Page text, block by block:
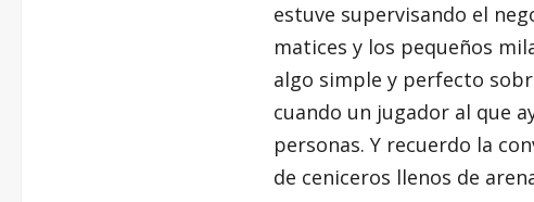
estuve supervisando el
matices y los pequeños
algo simple y perfecto
cuando un jugador al que
personas. Y recuerdo la
de ceniceros llenos de